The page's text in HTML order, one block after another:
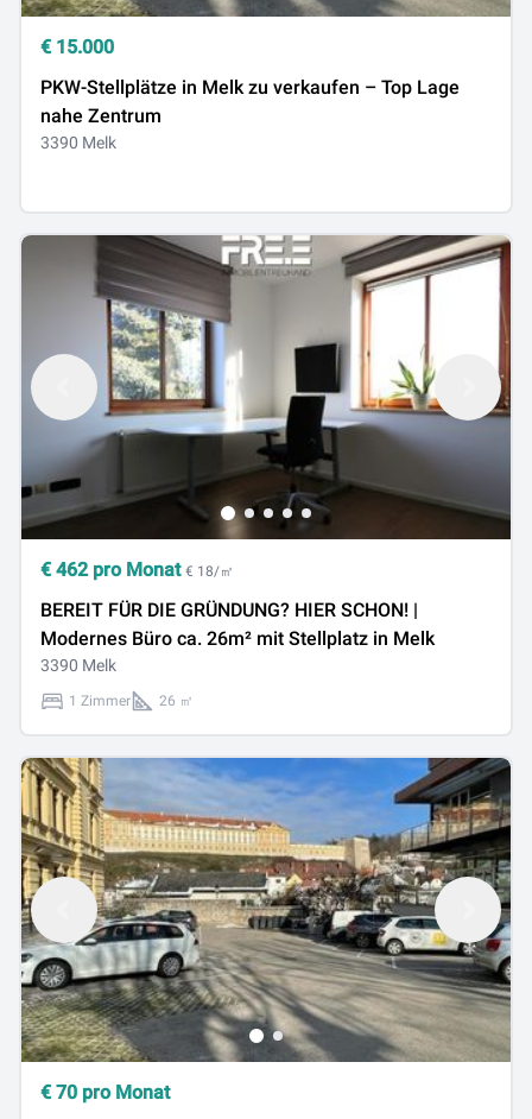
€ 15.000
PKW-Stellplätze in Melk zu verkaufen – Top Lage
nahe Zentrum
3390 Melk
€ 462pro Monat € 18/㎡
BEREIT FÜR DIE GRÜNDUNG? HIER SCHON! |
Modernes Büro ca. 26m² mit Stellplatz in Melk
3390 Melk
1 Zimmer 26 ㎡
€ 70 pro Monat